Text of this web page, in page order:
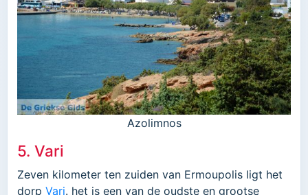
Azolimnos
5. Vari
Zeven kilometer ten zuiden van Ermoupolis ligt het
dorp Vari. het is een van de oudste en grootse